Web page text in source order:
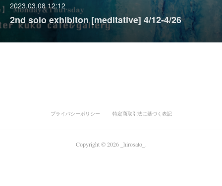
2023.03.08 12:12
2nd solo exhibiton [meditative] 4/12-4/26
プライバシーポリシー 特定商取引法に基づく表記
Copyright ©2026 _hirosato_